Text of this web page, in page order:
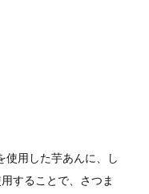
使用した芋あんに、し
することで、さつま